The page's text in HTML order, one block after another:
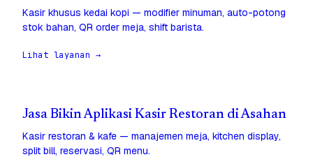
Kasir khusus kedai kopi — modifier minuman, auto-potong
stok bahan, QR order meja, shift barista.
Lihat layanan →
Jasa Bikin Aplikasi Kasir Restoran di Asahan
Kasir restoran & kafe — manajemen meja, kitchen display,
split bill, reservasi, QR menu.